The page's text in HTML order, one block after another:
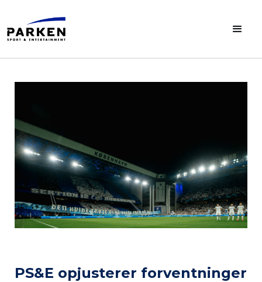
PS&E opjusterer forventninger